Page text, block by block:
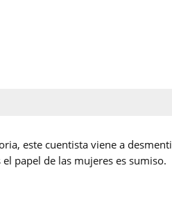
este cuentista viene a
papel de las mujeres es sumiso.